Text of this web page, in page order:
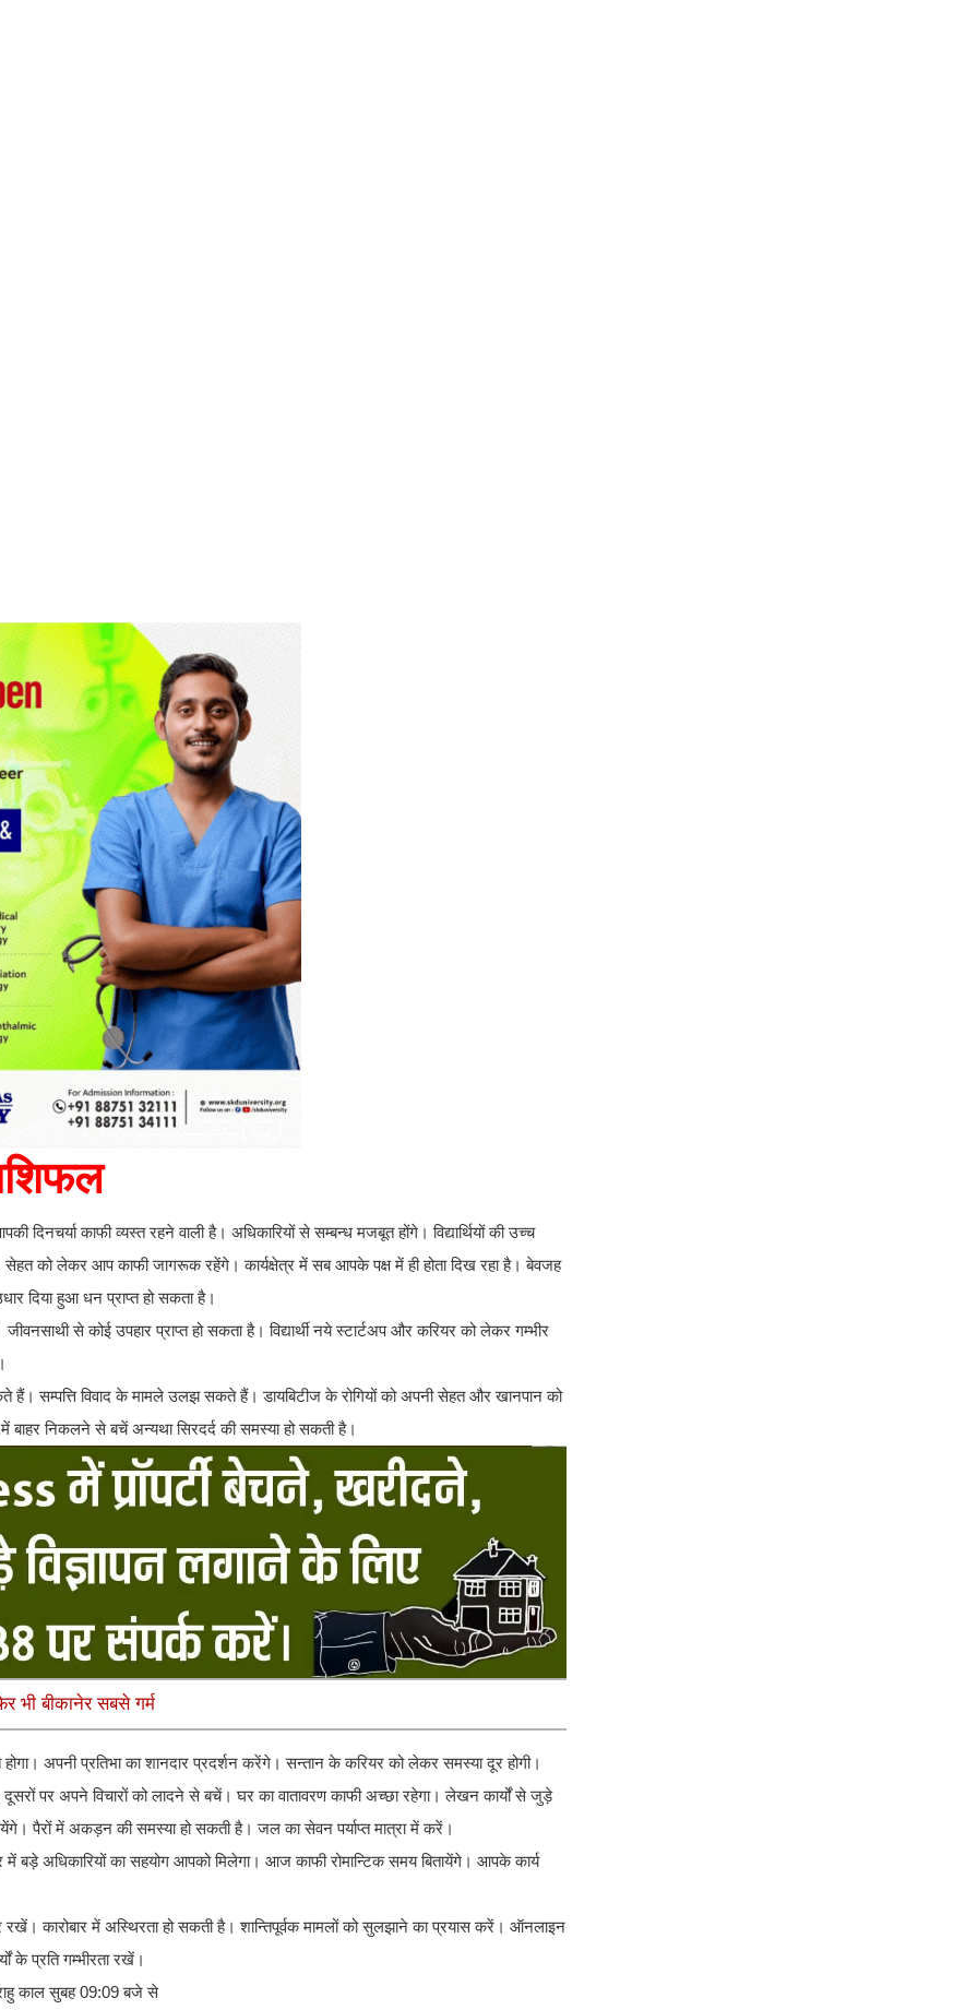
काफी व्यस्त रहने वाली है। अधिकारियों से सम्बन्ध मजबूत होंगे। विद्यार्थियों की उच्च
सेहत को लेकर आप काफी जागरूक रहेंगे। कार्यक्षेत्र में सब आपके पक्ष में ही होता दिख रहा है। बेवजह
दिया हुआ धन प्राप्त हो सकता है।
से कोई उपहार प्राप्त हो सकता है। विद्यार्थी नये स्टार्टअप और करियर को लेकर गम्भीर
सम्पत्ति विवाद के मामले उलझ सकते हैं। डायबिटीज के रोगियों को अपनी सेहत और खानपान को
निकलने से बचें अन्यथा सिरदर्द की समस्या हो सकती है।
भी बीकानेर सबसे गर्म
अपनी प्रतिभा का शानदार प्रदर्शन करेंगे। सन्तान के करियर को लेकर समस्या दूर होगी।
दूसरों पर अपने विचारों को लादने से बचें। घर का वातावरण काफी अच्छा रहेगा। लेखन कार्यों से जुड़े
पैरों में अकड़न की समस्या हो सकती है। जल का सेवन पर्याप्त मात्रा में करें।
में बड़े अधिकारियों का सहयोग आपको मिलेगा। आज काफी रोमान्टिक समय बितायेंगे। आपके कार्य
कारोबार में अस्थिरता हो सकती है। शान्तिपूर्वक मामलों को सुलझाने का प्रयास करें। ऑनलाइन
के प्रति गम्भीरता रखें।